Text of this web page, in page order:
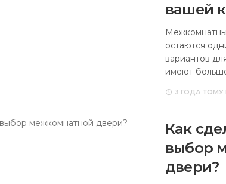
вашей
остаются
вариантов
имеют
3 ГОДА ТОМУ
Как
выбор
двери?